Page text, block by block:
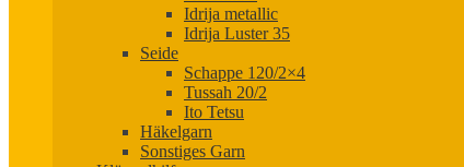
Idrija metallic
Idrija Luster 35
Seide
Schappe 120/2×4
Tussah 20/2
Ito Tetsu
Häkelgarn
Sonstiges Garn